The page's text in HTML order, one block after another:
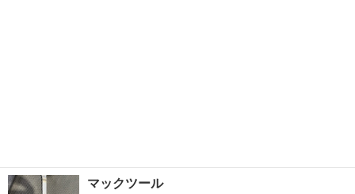
マックツール